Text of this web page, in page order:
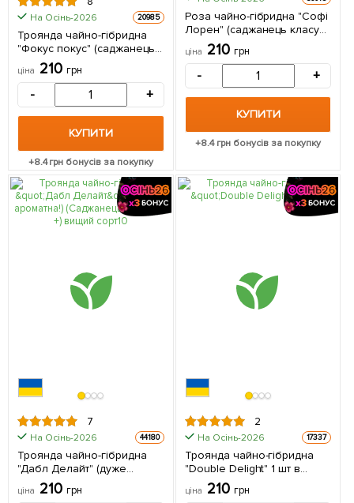
На Осінь-2026 20985
Троянда чайно-гібридна
"Фокус покус" (саджанець
класу АА +) вищий сорт 1 шт
в упаковці
ціна 210 грн
- +
КУПИТИ
+8.4грн бонусів за покупку
Роза чайно-гібридна "Софі
Лорен" (саджанець класу
АА +) вищий сорт 1 шт в
упаковці
ціна 210 грн
- +
КУПИТИ
+8.4грн бонусів за покупку
7
На Осінь-2026 44180
Троянда чайно-гібридна
"Дабл Делайт" (дуже
ароматна!) (Саджанець
класу АА +) вищий сорт 1 шт
ціна 210 грн
2
На Осінь-2026 17337
Троянда чайно-гібридна
"Double Delight" 1 шт в
упаковці
ціна 210 грн